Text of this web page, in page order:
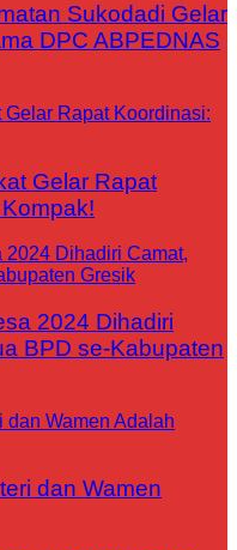
Sukodadi Gelar
DPC ABPEDNAS
Gelar Rapat
2024 Dihadiri
BPD se-Kabupaten
dan Wamen